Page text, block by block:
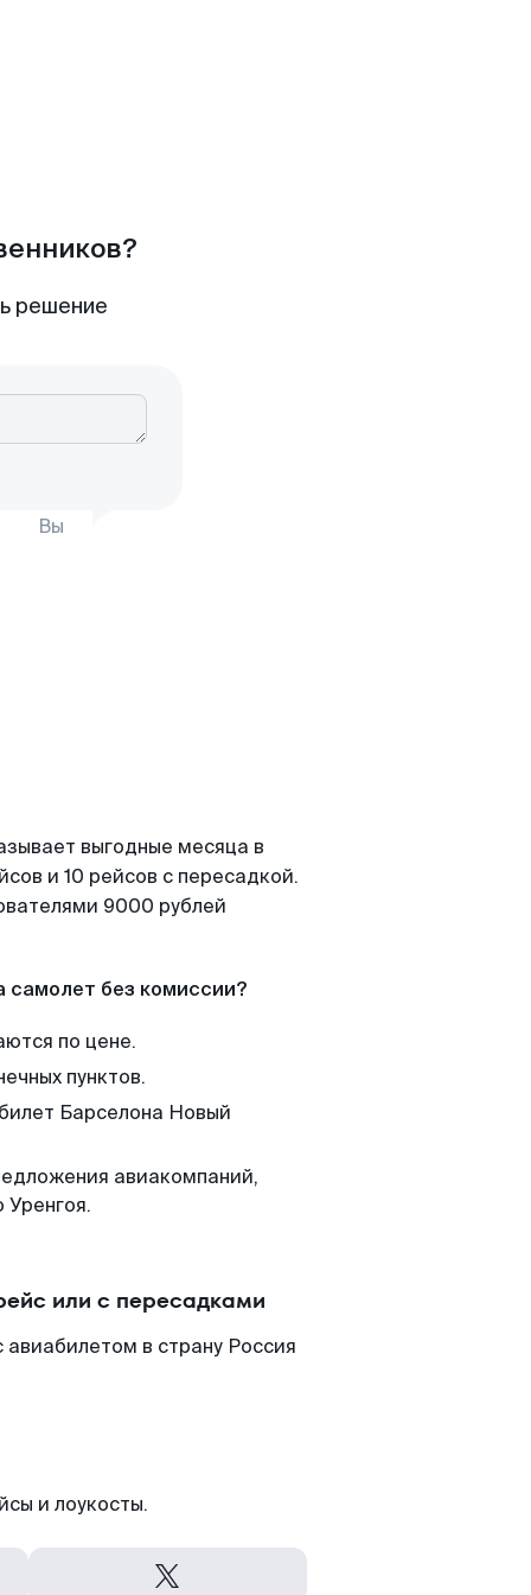
решение
Вы
выгодные месяца в
и 10 рейсов с пересадкой.
9000 рублей
самолет без комиссии?
по цене.
пунктов.
Барселона Новый
авиакомпаний,
или с пересадками
в страну Россия
и лоукосты.